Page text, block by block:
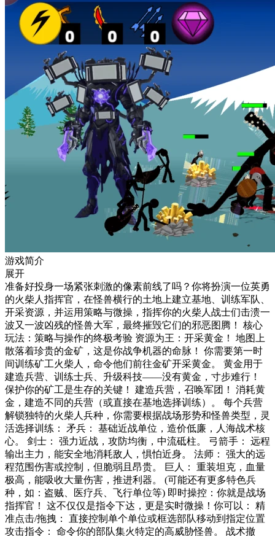
游戏简介
展开
准备好投身一场紧张刺激的像素前线了吗？你将扮演一位英勇
的火柴人指挥官，在怪兽横行的土地上建立基地、训练军队、
开采资源，并运用策略与微操，指挥你的火柴人战士们击溃一
波又一波凶残的怪兽大军，最终摧毁它们的邪恶图腾！ 核心
玩法：策略与操作的终极考验 资源为王：开采黄金！ 地图上
散落着珍贵的金矿，这是你战争机器的命脉！ 你需要第一时
间训练矿工火柴人，命令他们前往金矿开采黄金。 黄金用于
建造兵营、训练士兵、升级科技——没有黄金，寸步难行！
保护你的矿工是生存的关键！ 建造兵营，召唤军团！ 消耗黄
金，建造不同的兵营（或直接在基地选择训练）。 每个兵营
解锁独特的火柴人兵种，你需要根据战场形势和怪兽类型，灵
活选择训练： 矛兵： 基础近战单位，造价低廉，人海战术核
心。 剑士： 强力近战，攻防均衡，中流砥柱。 弓箭手： 远程
输出主力，能安全地消耗敌人，惧怕近身。 法师： 强大的远
程范围伤害或控制，但脆弱且昂贵。 巨人： 重装坦克，血量
极高，能吸收大量伤害，推进利器。 (可能还有更多特色兵
种，如：盗贼、医疗兵、飞行单位等) 即时操控：你就是战场
指挥官！ 这不仅仅是指令下达，更是实时微操！你可以： 精
准点击/拖拽： 直接控制单个单位或框选部队移动到指定位置
攻击指令： 命令你的部队集火特定的高威胁怪兽。 战术撤